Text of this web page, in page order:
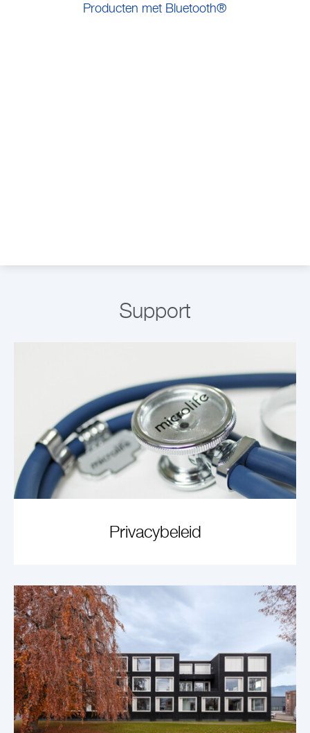
Producten met Bluetooth®
Support
Privacybeleid
ARTIKEL ANSEHEN